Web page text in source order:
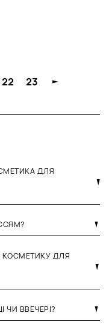
22 23
ДЛЯ
ДЛЯ
ВВЕЧЕРІ?